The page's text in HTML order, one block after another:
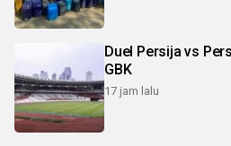
Duel Persija vs
GBK
17 jam lalu